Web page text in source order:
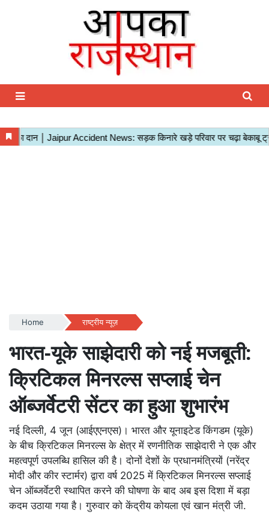
Home राष्ट्रीय न्यूज़
भारत-यूके साझेदारी को नई मजबूती:
क्रिटिकल मिनरल्स सप्लाई चेन
ऑब्जर्वेटरी सेंटर का हुआ शुभारंभ
नई दिल्ली, 4 जून (आईएएनएस)। भारत और यूनाइटेड किंगडम (यूके)
के बीच क्रिटिकल मिनरल्स के क्षेत्र में रणनीतिक साझेदारी ने एक और
महत्वपूर्ण उपलब्धि हासिल की है। दोनों देशों के प्रधानमंत्रियों (नरेंद्र
मोदी और कीर स्टार्मर) द्वारा वर्ष 2025 में क्रिटिकल मिनरल्स सप्लाई
चेन ऑब्जर्वेटरी स्थापित करने की घोषणा के बाद अब इस दिशा में बड़ा
कदम उठाया गया है। गुरुवार को केंद्रीय कोयला एवं खान मंत्री जी.